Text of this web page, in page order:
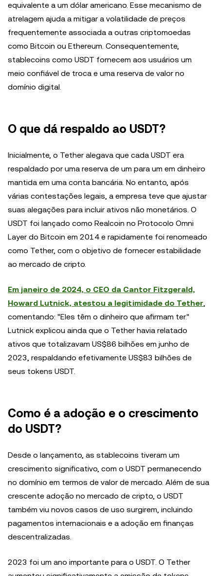
equivalente a um dólar americano. Esse mecanismo de
atrelagem ajuda a mitigar a volatilidade de preços
frequentemente associada a outras criptomoedas
como Bitcoin ou Ethereum. Consequentemente,
stablecoins como USDT fornecem aos usuários um
meio confiável de troca e uma reserva de valor no
domínio digital.
O que dá respaldo ao USDT?
Inicialmente, o Tether alegava que cada USDT era
respaldado por uma reserva de um para um em dinheiro
mantida em uma conta bancária. No entanto, após
várias contestações legais, a empresa teve que ajustar
suas alegações para incluir ativos não monetários. O
USDT foi lançado como Realcoin no Protocolo Omni
Layer do Bitcoin em 2014 e rapidamente foi renomeado
como Tether, com o objetivo de fornecer estabilidade
ao mercado de cripto.
Em janeiro de 2024, o CEO da Cantor Fitzgerald,
Howard Lutnick, atestou a legitimidade do Tether,
comentando: "Eles têm o dinheiro que afirmam ter."
Lutnick explicou ainda que o Tether havia relatado
ativos que totalizavam US$86 bilhões em junho de
2023, respaldando efetivamente US$83 bilhões de
seus tokens USDT.
Como é a adoção e o crescimento
do USDT?
Desde o lançamento, as stablecoins tiveram um
crescimento significativo, com o USDT permanecendo
no domínio em termos de valor de mercado. Além de sua
crescente adoção no mercado de cripto, o USDT
também viu novos casos de uso surgirem, incluindo
pagamentos internacionais e a adoção em finanças
descentralizadas.
2023 foi um ano importante para o USDT. O Tether